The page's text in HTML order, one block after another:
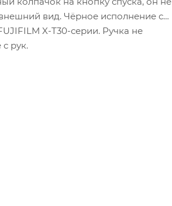
вид. Чёрное исполнение с
X-T30-серии. Ручка не
рук.